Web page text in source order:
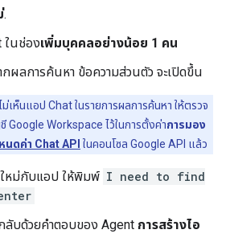
.
ในช่องเพิ่มบุคคลอย่างน้อย 1 คน
กผลการค้นหา ข้อความส่วนตัว จะเปิดขึ้น
ม่เห็นแอป Chat ในรายการผลการค้นหา ให้ตรวจ
Google Workspace ไว้ในการตั้งค่าการมอง
นดค่า Chat API ในคอนโซล Google API แล้ว
หม่กับแอป ให้พิมพ์ I need to find
ลับด้วยคำตอบของ Agent การสร้างไอ